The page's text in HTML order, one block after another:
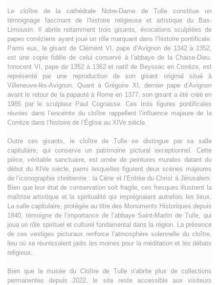
Le cloître de la cathédrale Notre-Dame de Tulle constitue un
témoignage fascinant de l'histoire religieuse et artistique du Bas-
Limousin. Il abrite notamment trois gisants, évocations sculptées de
papes corréziens ayant joué un rôle marquant dans l’histoire pontificale.
Parmi eux, le gisant de Clément VI, pape d’Avignon de 1342 à 1352,
est une copie fidèle de celui conservé à l’abbaye de la Chaise-Dieu.
Innocent VI, pape de 1352 à 1362 et natif de Beyssac en Corrèze, est
représenté par une reproduction de son gisant original situé à
Villeneuve-lès-Avignon. Quant à Grégoire XI, dernier pape d’Avignon
avant le retour de la papauté à Rome en 1377, son gisant a été créé en
1985 par le sculpteur Paul Cognasse. Ces trois figures pontificales
réunies dans l’enceinte du cloître rappellent l’influence majeure de la
Corrèze dans l’histoire de l’Église au XIVe siècle.
Outre ces gisants, le cloître de Tulle se distingue par sa salle
capitulaire, qui conserve un patrimoine pictural exceptionnel. Cette
pièce, véritable sanctuaire, est ornée de peintures murales datant du
début du XIVe siècle, parmi lesquelles figurent deux scènes majeures
de l’iconographie chrétienne : la Cène et l’Entrée du Christ à Jérusalem.
Bien que leur état de conservation soit fragile, ces fresques illustrent la
maîtrise artistique et la spiritualité qui imprégnaient autrefois les lieux.
La salle capitulaire, protégée au titre des Monuments Historiques depuis
1840, témoigne de l’importance de l’abbaye Saint-Martin de Tulle, qui
joua un rôle spirituel et culturel fondamental dans la région. La présence
de ces vestiges picturaux renforce l’atmosphère solennelle du cloître,
lieu où se réunissaient jadis les moines pour la méditation et les débats
religieux.
Bien que le musée du Cloître de Tulle n’abrite plus de collections
permanentes depuis 2022, le site reste accessible aux visiteurs